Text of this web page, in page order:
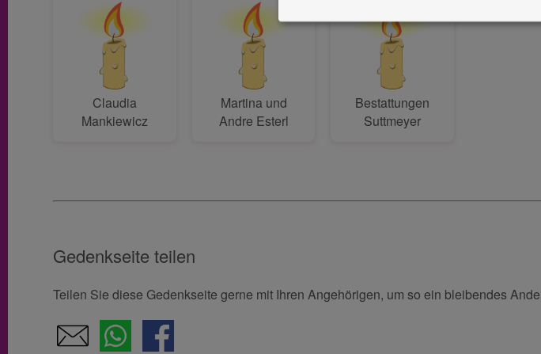
Claudia
Mankiewicz
Martina und
Andre Esterl
Bestattungen
Suttmeyer
Gedenkseite teilen
Teilen Sie diese Gedenkseite gerne mit Ihren Angehörigen, um so ein bleibendes